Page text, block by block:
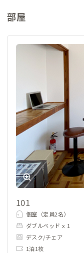
これらの駅から、大阪
くさんあります。
・枚方T-SITE（京阪
・ひらかた観光ステ
・枚方宿（京阪枚方
・くずはモール（京
・ひらかたパーク（
・石清水八幡宮（京
・伏見稲荷大社（京
・パナソニックミュ
※予約された方には、
より詳細な情報を提供
また、拠点に観光パ
【周辺のコワーキング
・コミュニティスペ
（拠点から徒歩20分）
部屋
101
個室（定員2名）
ダブルベッド x 1
デスク/チェア
1泊1枚